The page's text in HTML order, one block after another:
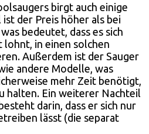
birgt auch einige
der Preis höher als bei
bedeutet, dass es sich
lohnt, in einen solchen
Außerdem ist der Sauger
andere Modelle, was
mehr Zeit benötigt,
halten. Ein weiterer Nachteil
darin, dass er sich nur
lässt (die separat